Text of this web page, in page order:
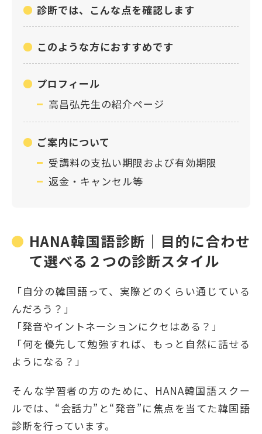
診断では、こんな点を確認します
このような方におすすめです
プロフィール
高昌弘先生の紹介ページ
ご案内について
受講料の支払い期限および有効期限
返金・キャンセル等
HANA韓国語診断｜目的に合わせ
て選べる２つの診断スタイル
「自分の韓国語って、実際どのくらい通じている
んだろう？」
「発音やイントネーションにクセはある？」
「何を優先して勉強すれば、もっと自然に話せる
ようになる？」
そんな学習者の方のために、HANA韓国語スクー
ルでは、“会話力”と“発音”に焦点を当てた韓国語
診断を行っています。